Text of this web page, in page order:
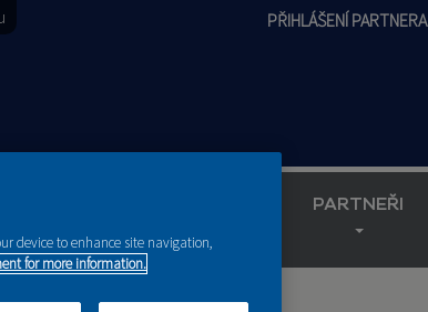
PŘIHLÁŠENÍ PARTNERA
PARTNEŘI
device to enhance site navigation,
for more information.